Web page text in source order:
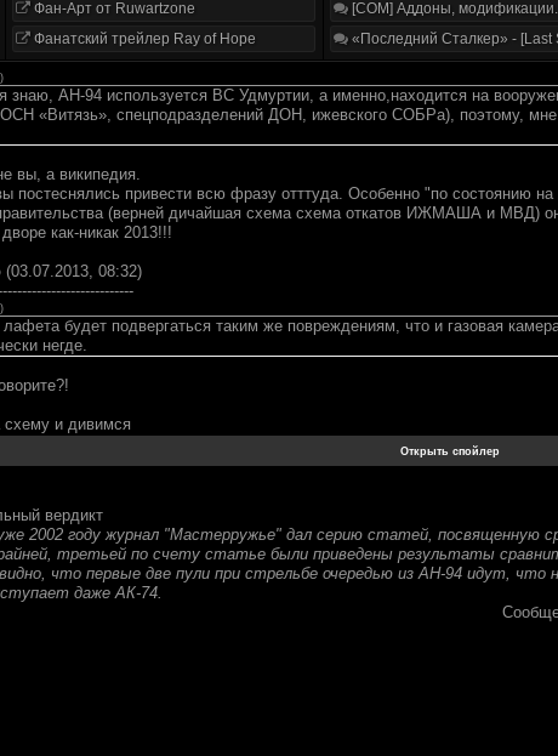
Фан-Арт от Ruwartzone
Фанатский трейлер Ray of Hope
[COM] Аддоны, модификации.
«Последний Сталкер» - [Last
)
знаю, АН-94 используется ВС Удмуртии, а именно,находится на
ОСН «Витязь», спецподразделений ДОН, ижевского СОБРа), поэтому,
вы, а википедия.
постеснялись привести всю фразу отттуда. Особенно "по состоянию
(верней дичайшая схема схема откатов ИЖМАША и МВД)
как-никак 2013!!!
(03.07.2013, 08:32)
)
лафета будет подвергаться таким же повреждениям, что и газовая
негде.
и дивимся
вердикт
2002 году журнал "Мастерружье" дал серию статей, посвященную
третьей по счету статье были приведены результаты
что первые две пули при стрельбе очередью из АН-94 идут, что
даже АК-74.